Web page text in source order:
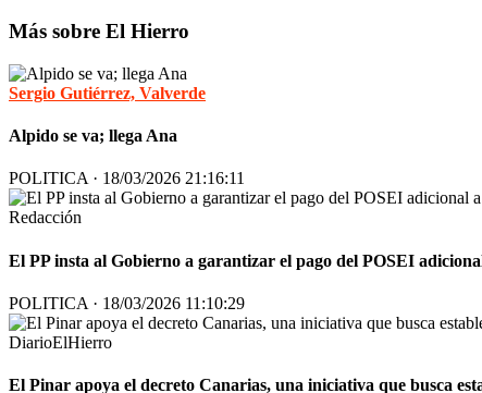
Más sobre El Hierro
Sergio Gutiérrez, Valverde
Alpido se va; llega Ana
POLITICA · 18/03/2026 21:16:11
Redacción
El PP insta al Gobierno a garantizar el pago del POSEI
POLITICA · 18/03/2026 11:10:29
DiarioElHierro
El Pinar apoya el decreto Canarias, una iniciativa que busca